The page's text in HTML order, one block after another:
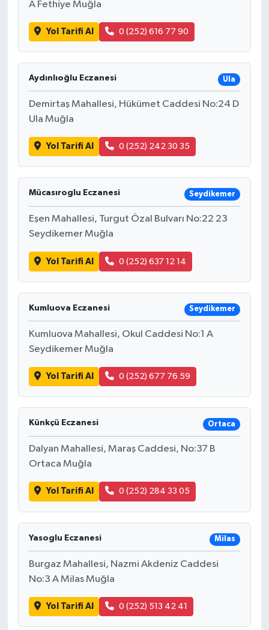
A Fethiye Muğla
Yol Tarifi Al 0 (252) 616 77 90
Aydınlıoğlu Eczanesi Ula
Demirtaş Mahallesi, Hükümet Caddesi No:24 D
Ula Muğla
Yol Tarifi Al 0 (252) 242 30 35
Mücasıroglu Eczanesi Seydikemer
Eşen Mahallesi, Turgut Özal Bulvarı No:22 23
Seydikemer Muğla
Yol Tarifi Al 0 (252) 637 12 14
Kumluova Eczanesi Seydikemer
Kumluova Mahallesi, Okul Caddesi No:1 A
Seydikemer Muğla
Yol Tarifi Al 0 (252) 677 76 59
Künkçü Eczanesi Ortaca
Dalyan Mahallesi, Maraş Caddesi, No:37 B
Ortaca Muğla
Yol Tarifi Al 0 (252) 284 33 05
Yasoglu Eczanesi Milas
Burgaz Mahallesi, Nazmi Akdeniz Caddesi
No:3 A Milas Muğla
Yol Tarifi Al 0 (252) 513 42 41